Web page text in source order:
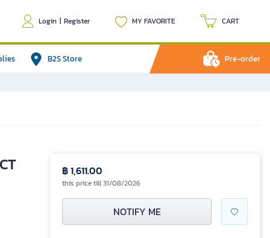
Login | Register MY FAVORITE CART
B2S Store Pre-order
฿ 1,611.00
this price till 31/08/2026
NOTIFY ME